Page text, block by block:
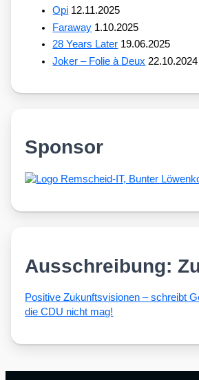
Opi 12.11.2025
Faraway 1.10.2025
28 Years Later 19.06.2025
Joker – Folie à Deux 22.10.2024
Sponsor
Ausschreibung:
Posi­ti­ve Zukunfts­vi­sio­nen – schreibt
die CDU nicht mag!